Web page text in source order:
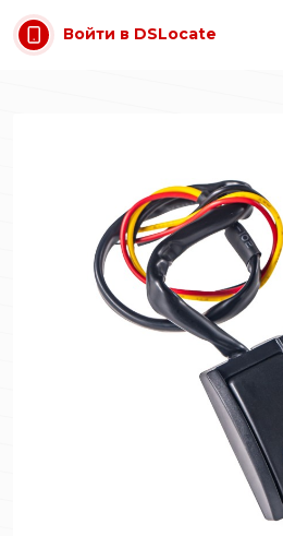
Перейти к содержимому
Войти в DSLocate